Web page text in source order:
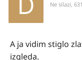
Ne silazi,
A ja vidim stiglo
izgleda.